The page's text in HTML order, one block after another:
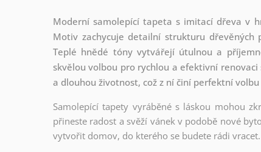
Moderní samolepící tapeta s imitací dřeva v
Motiv zachycuje detailní strukturu
Teplé hnědé tóny vytvářejí útulnou a
skvělou volbou pro rychlou a efektivní
a dlouhou životnost, což z ní činí perfektní
Samolepící tapety vyráběné s láskou mohou
přineste radost a svěží vánek v podobě nové
vytvořit domov, do kterého se budete rádi vracet.